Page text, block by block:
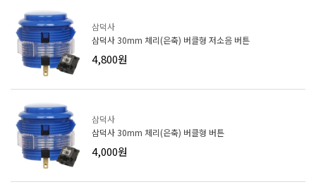
삼덕사
삼덕사 30mm 체리(은축) 버클형 저소음 버튼
4,800원
삼덕사
삼덕사 30mm 체리(은축) 버클형 버튼
4,000원